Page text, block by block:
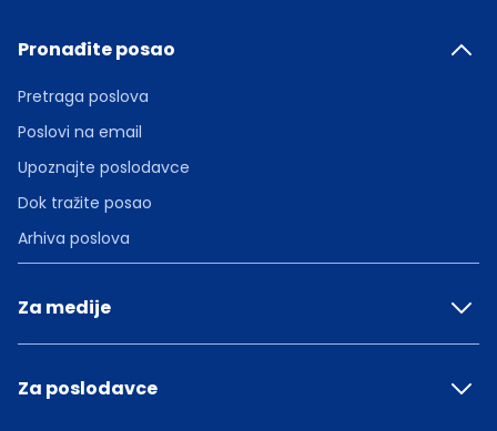
Pronađite posao
Pretraga poslova
Poslovi na email
Upoznajte poslodavce
Dok tražite posao
Arhiva poslova
Za medije
Za poslodavce